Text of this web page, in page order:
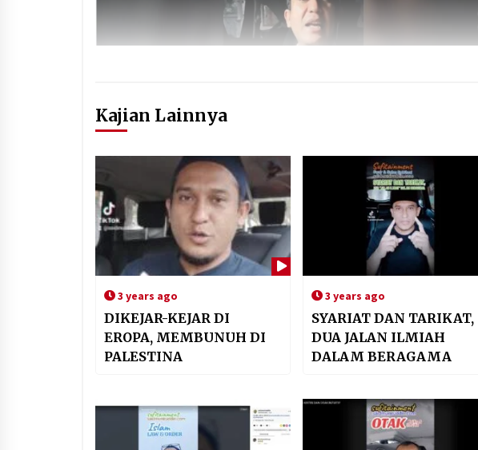
Kajian Lainnya
3 years ago
DIKEJAR-KEJAR DI
EROPA, MEMBUNUH DI
PALESTINA
3 years ago
SYARIAT DAN TARIKAT,
DUA JALAN ILMIAH
DALAM BERAGAMA